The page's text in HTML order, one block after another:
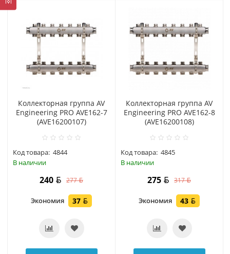
Коллекторная группа AV
Engineering PRO AVE162-7
(AVE16200107)
Код товара: 4844
В наличии
240 277
Экономия 37
Коллекторная группа AV
Engineering PRO AVE162-8
(AVE16200108)
Код товара: 4845
В наличии
275 317
Экономия 43